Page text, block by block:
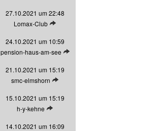
27.10.2021 um 22:48
Lomax-Club Letzten Beitrag anzeigen
24.10.2021 um 10:59
pension-haus-am-see Letzten Beitrag anzeigen
21.10.2021 um 15:19
smc-elmshorn Letzten Beitrag anzeigen
15.10.2021 um 15:19
h-y-kehne Letzten Beitrag anzeigen
14.10.2021 um 16:09